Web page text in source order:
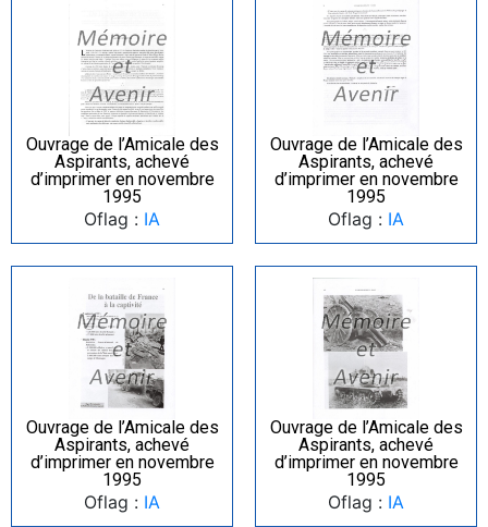
Ouvrage de l’Amicale des
Aspirants, achevé
d’imprimer en novembre
1995
Oflag : IA
Ouvrage de l’Amicale des
Aspirants, achevé
d’imprimer en novembre
1995
Oflag : IA
Ouvrage de l’Amicale des
Aspirants, achevé
d’imprimer en novembre
1995
Oflag : IA
Ouvrage de l’Amicale des
Aspirants, achevé
d’imprimer en novembre
1995
Oflag : IA